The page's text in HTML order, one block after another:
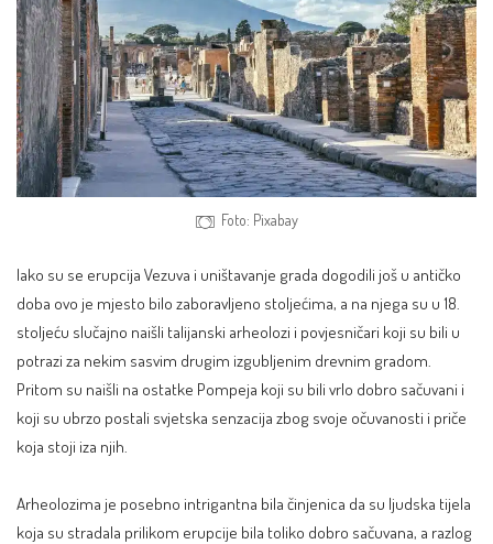
Foto: Pixabay
Iako su se erupcija Vezuva i uništavanje grada dogodili još u antičko
doba ovo je mjesto bilo zaboravljeno stoljećima, a na njega su u 18.
stoljeću slučajno naišli talijanski arheolozi i povjesničari koji su bili u
potrazi za nekim sasvim drugim izgubljenim drevnim gradom.
Pritom su naišli na ostatke Pompeja koji su bili vrlo dobro sačuvani i
koji su ubrzo postali svjetska senzacija zbog svoje očuvanosti i priče
koja stoji iza njih.
Arheolozima je posebno intrigantna bila činjenica da su ljudska tijela
koja su stradala prilikom erupcije bila toliko dobro sačuvana, a razlog